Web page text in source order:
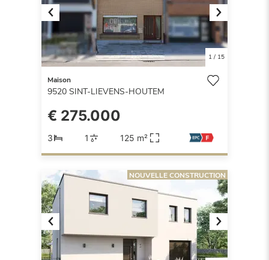
Previous Next
1/ 15
Maison
9520 SINT-LIEVENS-HOUTEM
€ 275.000
3 1 125 m²
Previous Next
NOUVELLE CONSTRUCTION